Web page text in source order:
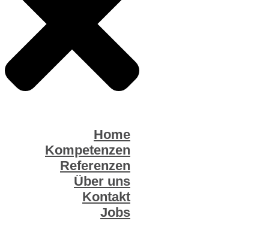
Home
Kompetenzen
Referenzen
Über uns
Kontakt
Jobs